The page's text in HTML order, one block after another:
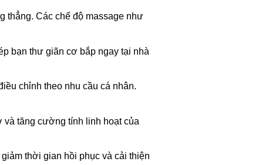
thẳng. Các chế độ massage như
bạn thư giãn cơ bắp ngay tại nhà
chỉnh theo nhu cầu cá nhân.
tăng cường tính linh hoạt của
thời gian hồi phục và cải thiện